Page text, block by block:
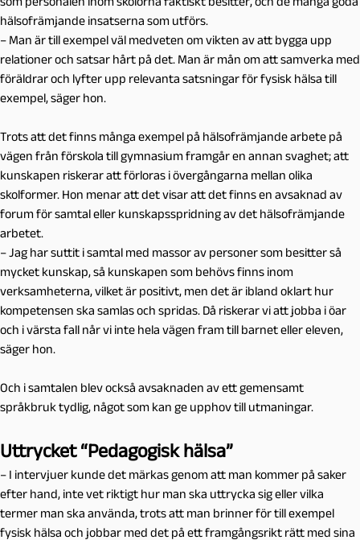
hälsofrämjande insatserna som utförs.
– Man är till exempel väl medveten om vikten av att bygga upp
relationer och satsar hårt på det. Man är mån om att samverka med
föräldrar och lyfter upp relevanta satsningar för fysisk hälsa till
exempel, säger hon.
Trots att det finns många exempel på hälsofrämjande arbete på
vägen från förskola till gymnasium framgår en annan svaghet; att
kunskapen riskerar att förloras i övergångarna mellan olika
skolformer. Hon menar att det visar att det finns en avsaknad av
forum för samtal eller kunskapsspridning av det hälsofrämjande
arbetet.
– Jag har suttit i samtal med massor av personer som besitter så
mycket kunskap, så kunskapen som behövs finns inom
verksamheterna, vilket är positivt, men det är ibland oklart hur
kompetensen ska samlas och spridas. Då riskerar vi att jobba i öar
och i värsta fall når vi inte hela vägen fram till barnet eller eleven,
säger hon.
Och i samtalen blev också avsaknaden av ett gemensamt
språkbruk tydlig, något som kan ge upphov till utmaningar.
Uttrycket “Pedagogisk hälsa”
– I intervjuer kunde det märkas genom att man kommer på saker
efter hand, inte vet riktigt hur man ska uttrycka sig eller vilka
termer man ska använda, trots att man brinner för till exempel
fysisk hälsa och jobbar med det på ett framgångsrikt rätt med sina